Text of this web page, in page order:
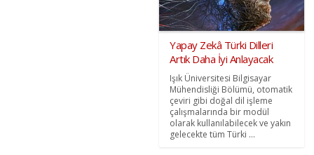
Yapay Zekâ Türki Dilleri
Artık Daha İyi Anlayacak
Işık Üniversitesi Bilgisayar
Mühendisliği Bölümü, otomatik
çeviri gibi doğal dil işleme
çalışmalarında bir modül
olarak kullanılabilecek ve yakın
gelecekte tüm Türki ...